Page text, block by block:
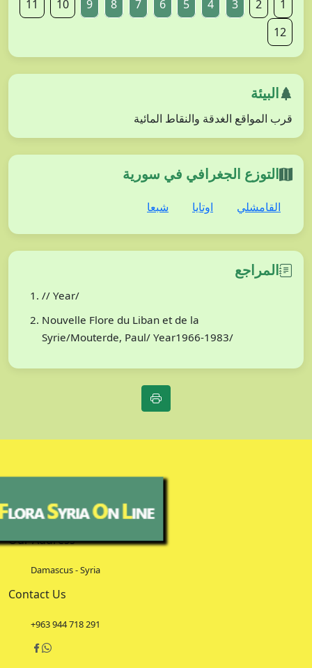
1
2
3
4
5
6
7
8
9
10
11
12
البيئة
قرب المواقع الغدقة والنقاط المائية
التوزع الجغرافي في سورية
القامشلي اوتايا شبعا
المراجع
// Year/
Nouvelle Flore du Liban et de la
Syrie/Mouterde, Paul/ Year1966-1983/
Our Address
Damascus - Syria
Contact Us
+963 944 718 291